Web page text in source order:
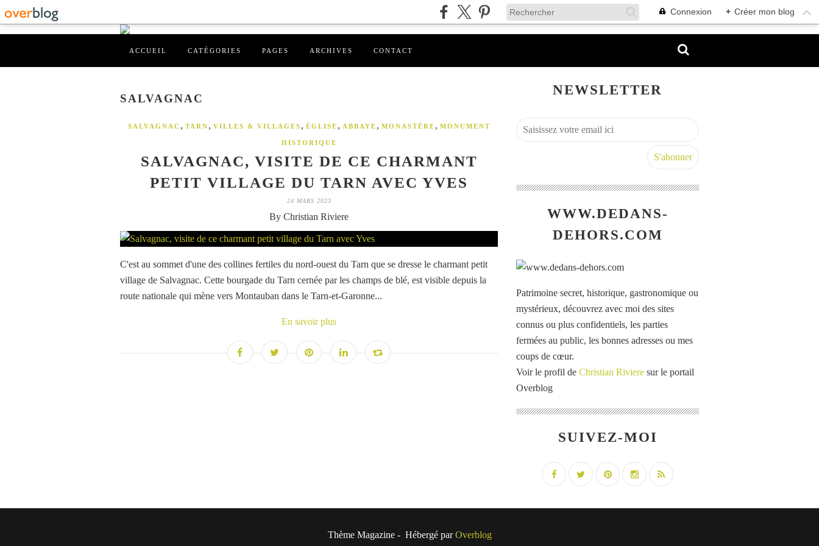
Connexion + Créer mon blog
ACCUEIL CATÉGORIES PAGES ARCHIVES CONTACT
SALVAGNAC
SALVAGNAC , TARN , VILLES & VILLAGES , ÉGLISE , ABBAYE , MONASTÈRE , MONUMENT
HISTORIQUE
SALVAGNAC, VISITE DE CE CHARMANT
PETIT VILLAGE DU TARN AVEC YVES
24 MARS 2023
By Christian Riviere
C'est au sommet d'une des collines fertiles du nord-ouest du Tarn que se dresse le charmant petit
village de Salvagnac. Cette bourgade du Tarn cernée par les champs de blé, est visible depuis la
route nationale qui mène vers Montauban dans le Tarn-et-Garonne...
En savoir plus
NEWSLETTER
WWW.DEDANS-
DEHORS.COM
Patrimoine secret, historique, gastronomique ou
mystérieux, découvrez avec moi des sites
connus ou plus confidentiels, les parties
fermées au public, les bonnes adresses ou mes
coups de cœur.
Voir le profil de Christian Riviere sur le portail
Overblog
SUIVEZ-MOI
Thème Magazine - Hébergé parOverblog